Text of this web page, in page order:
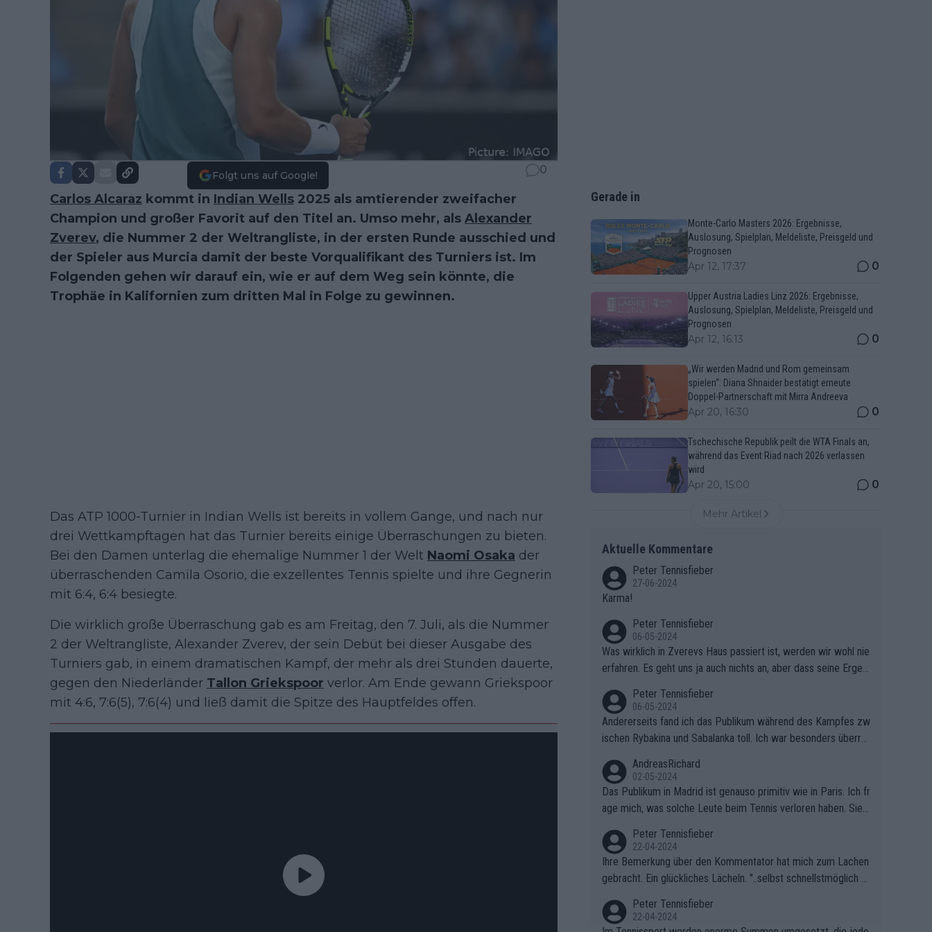
Folgt uns auf Google! 0
Carlos Alcaraz kommt in Indian Wells 2025 als amtierender zweifacher
Champion und großer Favorit auf den Titel an. Umso mehr, als Alexander
Zverev, die Nummer 2 der Weltrangliste, in der ersten Runde ausschied und
der Spieler aus Murcia damit der beste Vorqualifikant des Turniers ist. Im
Folgenden gehen wir darauf ein, wie er auf dem Weg sein könnte, die
Trophäe in Kalifornien zum dritten Mal in Folge zu gewinnen.
Das ATP 1000-Turnier in Indian Wells ist bereits in vollem Gange, und nach nur
drei Wettkampftagen hat das Turnier bereits einige Überraschungen zu bieten.
Bei den Damen unterlag die ehemalige Nummer 1 der Welt Naomi Osaka der
überraschenden Camila Osorio, die exzellentes Tennis spielte und ihre Gegnerin
mit 6:4, 6:4 besiegte.
Die wirklich große Überraschung gab es am Freitag, den 7. Juli, als die Nummer
2 der Weltrangliste, Alexander Zverev, der sein Debüt bei dieser Ausgabe des
Turniers gab, in einem dramatischen Kampf, der mehr als drei Stunden dauerte,
gegen den Niederländer Tallon Griekspoor verlor. Am Ende gewann Griekspoor
mit 4:6, 7:6(5), 7:6(4) und ließ damit die Spitze des Hauptfeldes offen.
Gerade in
Monte-Carlo Masters 2026: Ergebnisse,
Auslosung, Spielplan, Meldeliste, Preisgeld und
Prognosen
Apr 12, 17:37 0
Upper Austria Ladies Linz 2026: Ergebnisse,
Auslosung, Spielplan, Meldeliste, Preisgeld und
Prognosen
Apr 12, 16:13 0
„Wir werden Madrid und Rom gemeinsam
spielen“: Diana Shnaider bestätigt erneute
Doppel-Partnerschaft mit Mirra Andreeva
Apr 20, 16:30 0
Tschechische Republik peilt die WTA Finals an,
während das Event Riad nach 2026 verlassen
wird
Apr 20, 15:00 0
Mehr Artikel
Aktuelle Kommentare
Peter Tennisfieber
27-06-2024
Karma!
Peter Tennisfieber
06-05-2024
Was wirklich in Zverevs Haus passiert ist, werden wir wohl nie
erfahren. Es geht uns ja auch nichts an, aber dass seine Ergeb
Peter Tennisfieber
06-05-2024
Andererseits fand ich das Publikum während des Kampfes zw
ischen Rybakina und Sabalanka toll. Ich war besonders überras
AndreasRichard
02-05-2024
Das Publikum in Madrid ist genauso primitiv wie in Paris. Ich fr
age mich, was solche Leute beim Tennis verloren haben. Sie s
ben.
Peter Tennisfieber
22-04-2024
Ihre Bemerkung über den Kommentator hat mich zum Lachen
gebracht. Ein glückliches Lächeln. "..selbst schnellstmöglich na
Peter Tennisfieber
22-04-2024